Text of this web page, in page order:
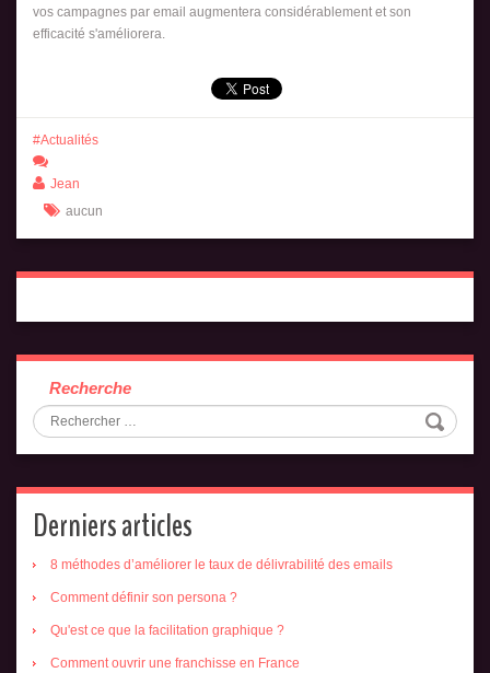
vos campagnes par email augmentera considérablement et son
efficacité s'améliorera.
Actualités
Jean
aucun
Recherche
Derniers articles
8 méthodes d’améliorer le taux de délivrabilité des emails
Comment définir son persona ?
Qu'est ce que la facilitation graphique ?
Comment ouvrir une franchisse en France